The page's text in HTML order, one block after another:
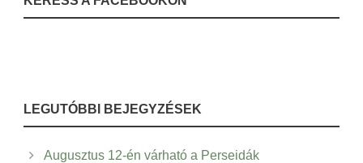
LEGUTÓBBI BEJEGYZÉSEK
Augusztus 12-én várható a Perseidák